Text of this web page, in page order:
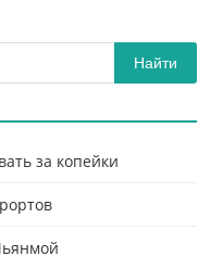
Найти
за копейки